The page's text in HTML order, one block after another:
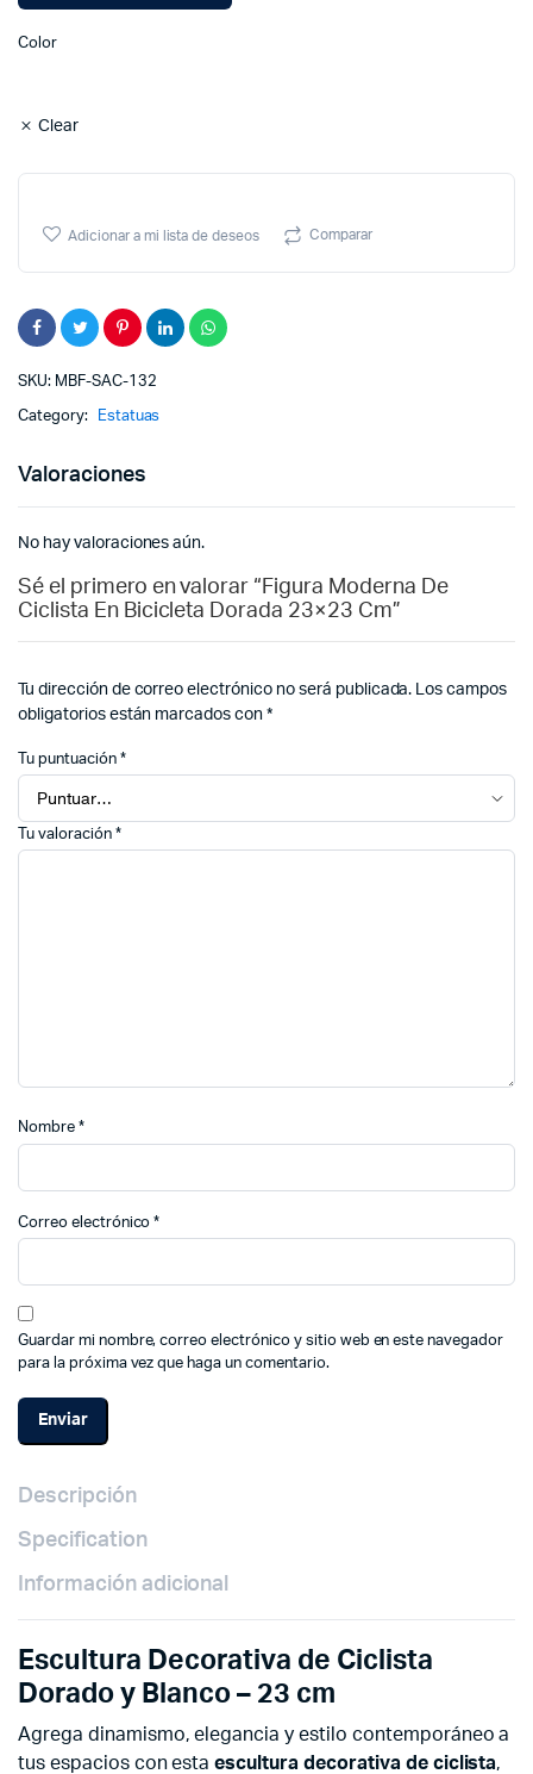
Color
Clear
Adicionar a mi lista de deseos Comparar
SKU: MBF-SAC-132
Category: Estatuas
Valoraciones
No hay valoraciones aún.
Sé el primero en valorar “Figura Moderna De
Ciclista En Bicicleta Dorada 23×23 Cm”
Tu dirección de correo electrónico no será publicada. Los campos
obligatorios están marcados con*
Tu puntuación *
Tu valoración *
Nombre *
Correo electrónico*
Guardar mi nombre, correo electrónico y sitio web en este navegador
para la próxima vez que haga un comentario.
Descripción
Specification
Información adicional
Escultura Decorativa de Ciclista
Dorado y Blanco – 23 cm
Agrega dinamismo, elegancia y estilo contemporáneo a
tus espacios con estaescultura decorativa de ciclista,